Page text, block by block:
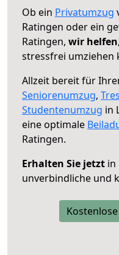
Ob ein Privatumzug
Ratingen oder ein
Ratingen, wir helfen
stressfrei umziehen
Allzeit bereit für
Seniorenumzug,
Studentenumzug in
eine optimale
Ratingen.
Erhalten Sie jetzt in
unverbindliche und